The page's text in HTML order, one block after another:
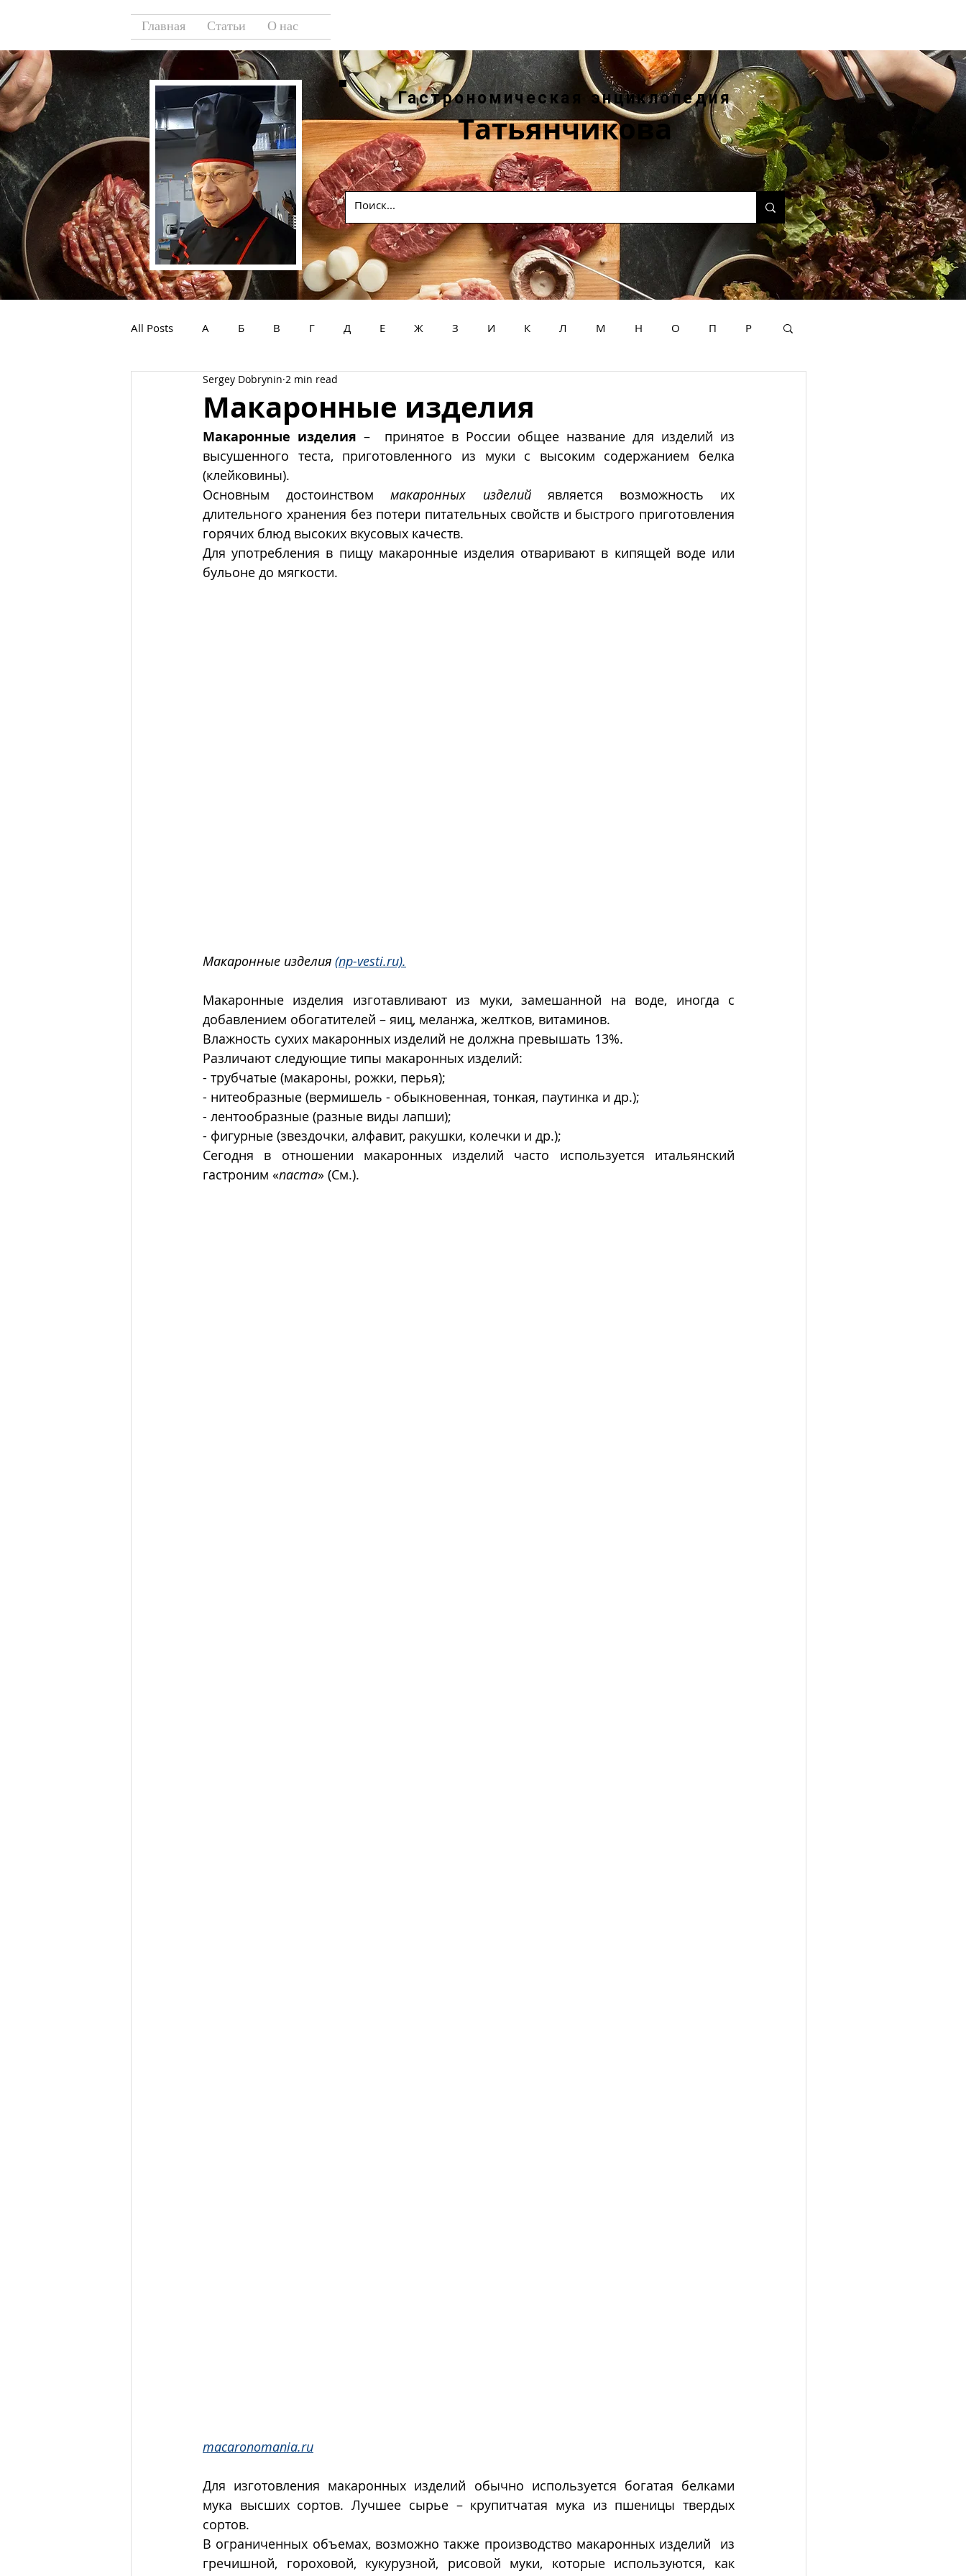
Главная Статьи О нас
Гастрономическая энциклопедия
Татьянчикова
All Posts А Б В Г Д Е Ж З И К Л М Н О П Р
У Ф Х
Макаронные изделия
Sergey Dobrynin 2 min read
Макаронные изделия –  принятое в России общее название для изделий из
высушенного теста, приготовленного из муки с высоким содержанием белка
(клейковины).
Основным достоинством макаронных изделий является возможность их
длительного хранения без потери питательных свойств и быстрого приготовления
горячих блюд высоких вкусовых качеств.
Для употребления в пищу макаронные изделия отваривают в кипящей воде или
бульоне до мягкости.
Макаронные изделия (np-vesti.ru).
Макаронные изделия изготавливают из муки, замешанной на воде, иногда с
добавлением обогатителей – яиц, меланжа, желтков, витаминов.
Влажность сухих макаронных изделий не должна превышать 13%.
Различают следующие типы макаронных изделий:
- трубчатые (макароны, рожки, перья);
- нитеобразные (вермишель - обыкновенная, тонкая, паутинка и др.);
- лентообразные (разные виды лапши);
- фигурные (звездочки, алфавит, ракушки, колечки и др.);
Сегодня в отношении макаронных изделий часто используется итальянский
гастроним «паста» (См.).
macaronomania.ru
Для изготовления макаронных изделий обычно используется богатая белками
мука высших сортов. Лучшее сырье – крупитчатая мука из пшеницы твердых
сортов.
В ограниченных объемах, возможно также производство макаронных изделий  из
гречишной, гороховой, кукурузной, рисовой муки, которые используются, как